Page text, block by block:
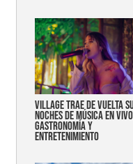
Village trae de vuelta
noches de música en
gastronomía y
entretenimiento